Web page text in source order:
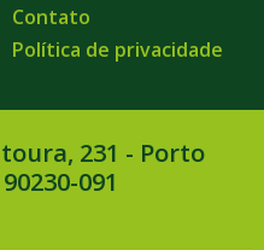
Contato
Política de privacidade
231 - Porto
091